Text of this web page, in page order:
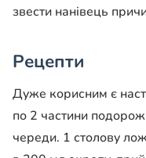
звести нанівець
Рецепти
Дуже корисним є
по 2 частини
череди. 1 столову